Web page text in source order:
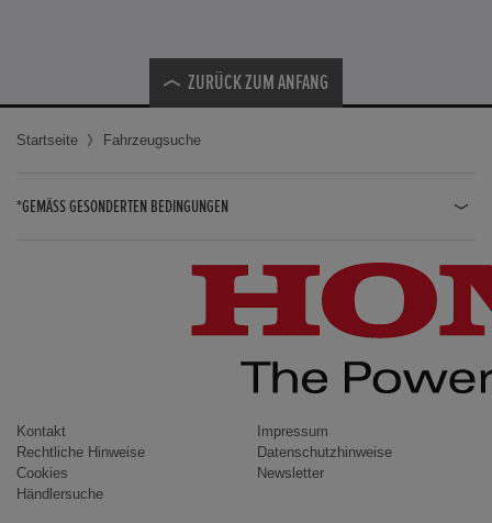
ZURÜCK ZUM ANFANG
Startseite Fahrzeugsuche
*GEMÄSS GESONDERTEN BEDINGUNGEN
CIVIC / CIVIC LIMOUSINE
INSIGHT
ACCORD
Kontakt
Impressum
Rechtliche Hinweise
Datenschutzhinweise
Cookies
Newsletter
Händlersuche